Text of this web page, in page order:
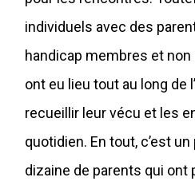
individuels avec des
handicap membres et non
ont eu lieu tout au long de
recueillir leur vécu et les
quotidien. En tout, c’est un
dizaine de parents qui ont